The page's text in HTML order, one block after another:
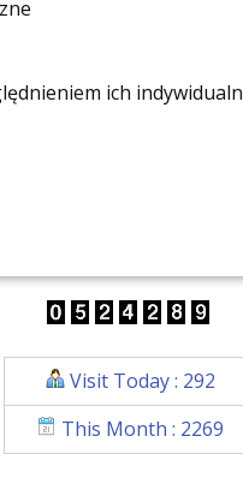
ich
Visit Today : 292
This Month : 2269